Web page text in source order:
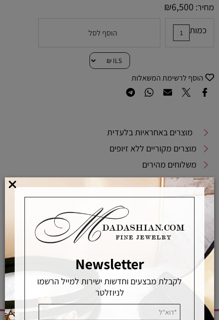
מחיר: ₪6,500
כמות הוסף לסל
הוסף לרשימת המשאלות
מוצרים באחראיות בלעדית
מוצרים מקוריים ללא זיופים
משלוחים מהירים
אפשרויות החלפה / החזרה
רכישה מאובטחת
אחראיות בלעדית משלוחים מהירים רכישה מאובטחת
Newsletter
לקבלת מבצעים וחדשות ישירות למייל הרשמו
לניוזלטר